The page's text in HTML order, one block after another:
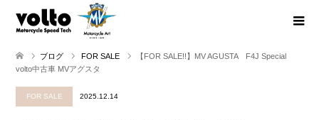
ブログ FOR SALE
【FOR SALE!!】MV AGUSTA F4J Special
volto中古車 MVアグスタ
FOR SALE 2025.12.14